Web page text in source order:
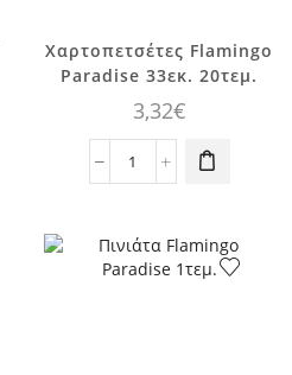
Χαρτοπετσέτες Flamingo
Paradise 33εκ. 20τεμ.
3,32€
Χαρτοπετσέτες
33εκ.
20τεμ.